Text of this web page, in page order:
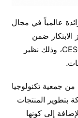
عالمياً في مجال
الابتكار ضمن
معرض الإلكترونيات الاستهلاكيّة CES® 2024، وذلك نظير
جمعية تكنولوجيا
بتطوير المنتجات
إلى كونها